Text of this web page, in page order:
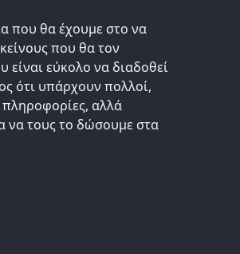
που θα έχουμε στο να
που θα τον
είναι εύκολο να διαδοθεί
ότι υπάρχουν πολλοί,
πληροφορίες, αλλά
να τους το δώσουμε στα